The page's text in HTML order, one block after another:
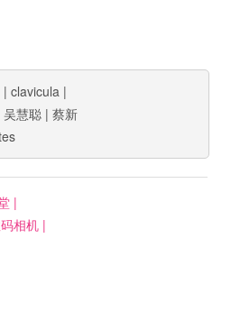
| clavicula |
吴慧聪 | 蔡新
|
相机|